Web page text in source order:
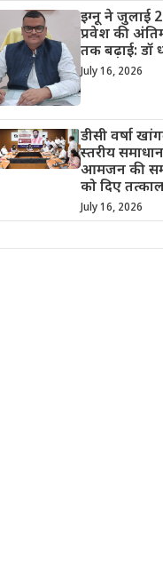
इग्नू ने जुलाई
प्रवेश की
तक बढ़ाई: डॉ
July 16, 2026
डीसी वर्षा
स्तरीय
आमजन की
को दिए
July 16, 2026